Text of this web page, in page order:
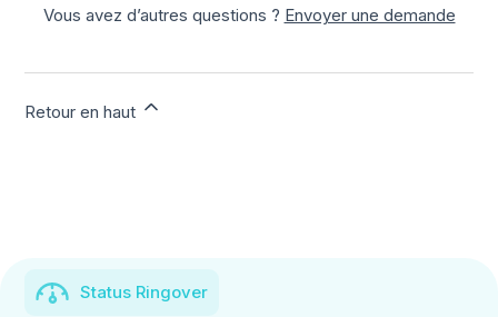
Vous avez d’autres questions ? Envoyer une demande
Retour en haut
Status Ringover